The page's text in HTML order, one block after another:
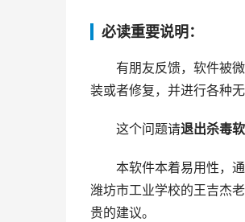
必读重要说明：
有朋友反馈，软件被
装或者修复，并进行各种
这个问题请退出杀毒
本软件本着易用性，
潍坊市工业学校的王吉杰
贵的建议。